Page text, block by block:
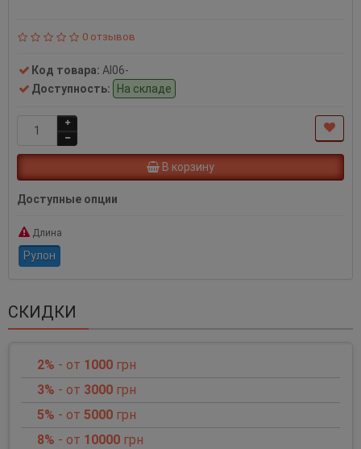
0 отзывов
Код товара: Al06-
Доступность:
На складе
В корзину
Доступные опции
Длина
Рулон
СКИДКИ
2% - от 1000 грн
3% - от 3000 грн
5% - от 5000 грн
8% - от 10000 грн